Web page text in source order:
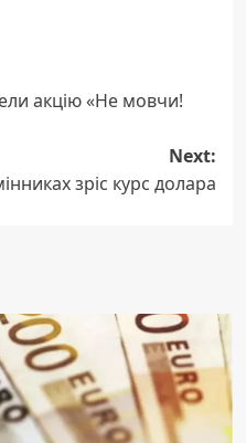
акцію «Не мовчи!
Next:
зріс курс долара